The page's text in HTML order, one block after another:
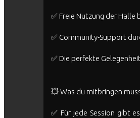
✅ Freie Nutzung der Halle
✅ Community-Support
✅ Die perfekte
💥 Was du mitbringen
✅ Für jede Session gibt